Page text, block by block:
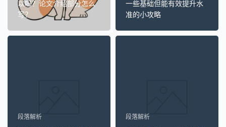
以吗？论文介绍部分怎么
写？
一些基础但能有效提升水
准的小攻略
段落解析 段落解析